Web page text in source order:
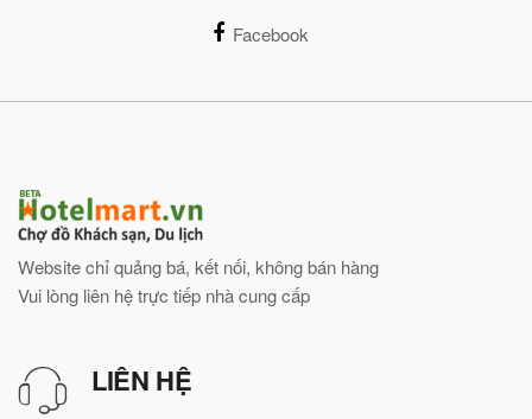
Facebook
Website chỉ quảng bá, kết nối, không bán hàng
Vui lòng liên hệ trực tiếp nhà cung cấp
LIÊN HỆ